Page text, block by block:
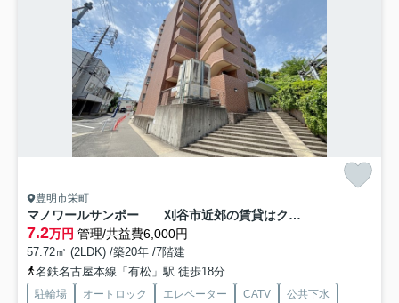
豊明市栄町
マノワールサンポー 刈谷市近郊の賃貸はクラスホーム
7.2万円 管理/共益費6,000円
57.72㎡ (2LDK) /築20年 /7階建
名鉄名古屋本線「有松」駅 徒歩18分
駐輪場 オートロック エレベーター CATV 公共下水